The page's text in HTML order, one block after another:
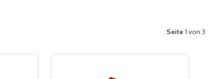
Seite 1 von 3